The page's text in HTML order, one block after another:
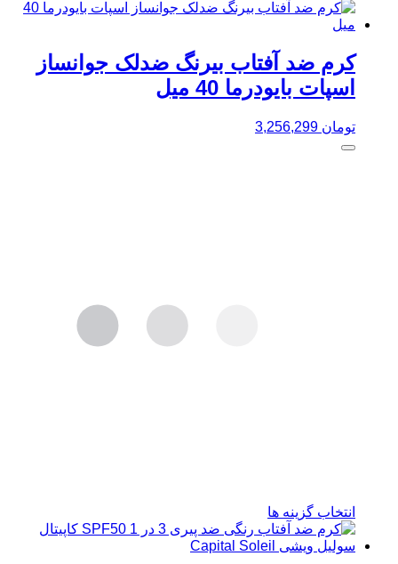
کرم ضد آفتاب بیرنگ ضدلک جوانساز
اسپات بایودرما 40 میل
تومان
انتخاب گزینه ها
محصول
دارای